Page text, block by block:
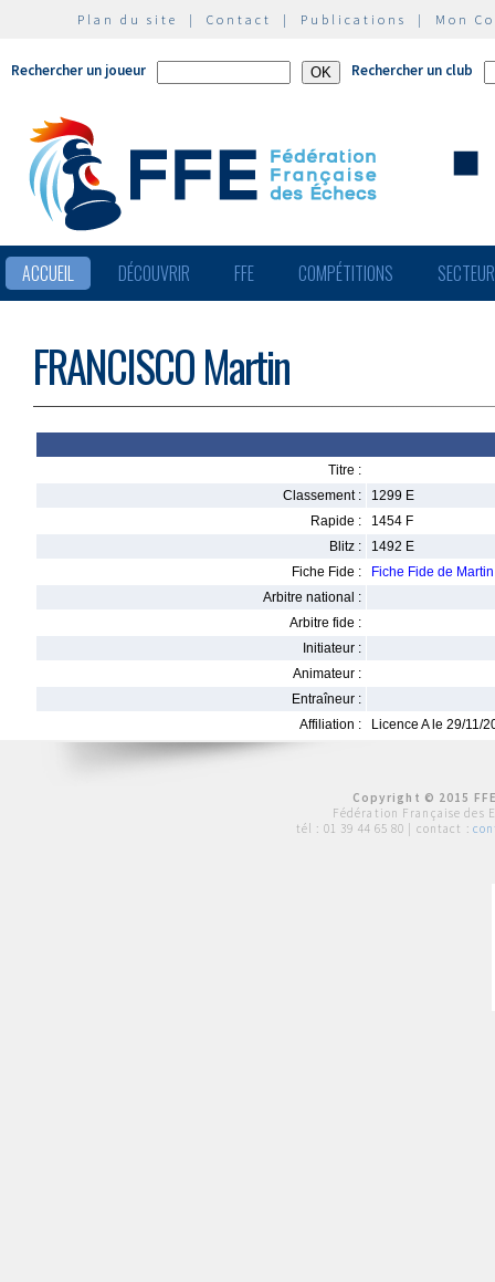
Plan du site | Contact | Publications | Mon
Rechercher un joueur Rechercher un club
ACCUEIL DÉCOUVRIR FFE COMPÉTITIONS
FRANCISCO Martin
Titre :
Classement :
1299 E
Rapide :
1454 F
Blitz :
1492 E
Fiche Fide :
Fiche Fide de
Arbitre national :
Arbitre fide :
Initiateur :
Animateur :
Entraîneur :
Affiliation :
Licence A le 29/11/
Copyright © 2015
Fédération Française des
tél : 01 39 44 65 80 | contact :